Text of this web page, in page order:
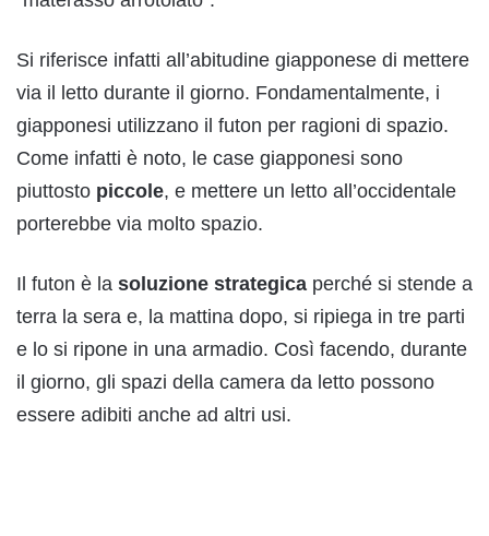
Si riferisce infatti all’abitudine giapponese di mettere
via il letto durante il giorno. Fondamentalmente, i
giapponesi utilizzano il futon per ragioni di spazio.
Come infatti è noto, le case giapponesi sono
piuttosto piccole, e mettere un letto all’occidentale
porterebbe via molto spazio.
Il futon è la soluzione strategica perché si stende a
terra la sera e, la mattina dopo, si ripiega in tre parti
e lo si ripone in una armadio. Così facendo, durante
il giorno, gli spazi della camera da letto possono
essere adibiti anche ad altri usi.